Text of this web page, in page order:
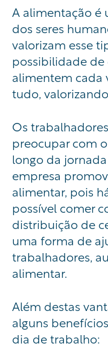
A alimentação é
dos seres
valorizam esse
possibilidade de
alimentem cada
tudo,
Os
preocupar com
longo da
empresa
alimentar, pois
possível comer
distribuição de
uma forma de
trabalhadores,
alimentar.
Além destas
alguns
dia de trabalho: